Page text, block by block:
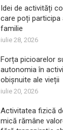
Idei de activități
care poți participa
familie
iulie 28, 2026
Forța picioarelor
autonomia în
obișnuite ale vieții
iulie 20, 2026
Activitatea fizică
mică rămâne